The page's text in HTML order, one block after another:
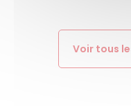
Voir tous